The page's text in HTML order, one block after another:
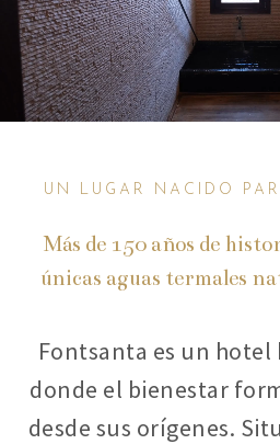
UN LUGAR NACIDO
Más de 150 años de
únicas aguas termales
Fontsanta es un
donde el bienestar
desde sus orígenes.